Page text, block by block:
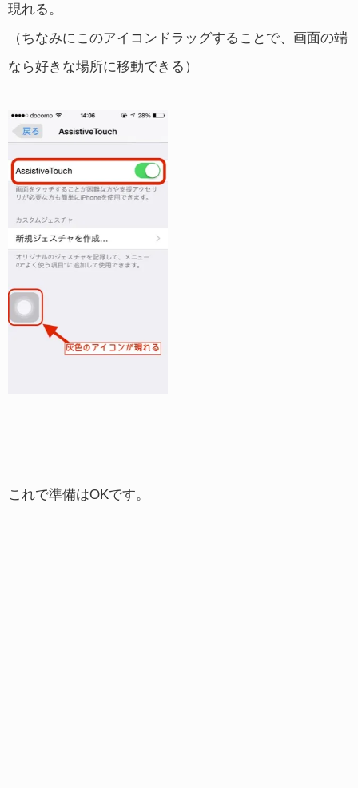
現れる。
（ちなみにこのアイコンドラッグすることで、画面の端
なら好きな場所に移動できる）
これで準備はOKです。